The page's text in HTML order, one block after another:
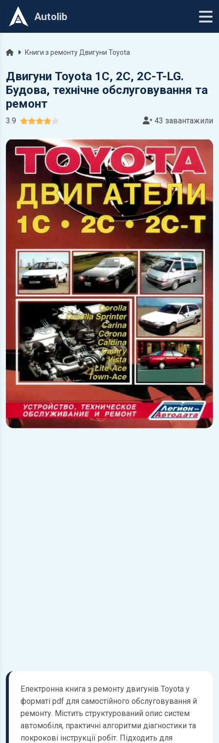
Autolib
ГоловнаКниги з ремонту Двигуни Toyota
Двигуни Toyota 1C, 2C, 2C-T-LG.
Будова, технічне обслуговування та
ремонт
3.9 43 завантажили
Електронна книга з ремонту двигунів Toyota у
форматі pdf для самостійного обслуговування й
ремонту. Містить структурований опис систем
автомобіля, практичні алгоритми діагностики та
покрокові інструкції робіт. Підходить для